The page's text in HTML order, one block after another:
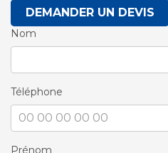
DEMANDER UN DEVIS
Nom
Téléphone
Prénom